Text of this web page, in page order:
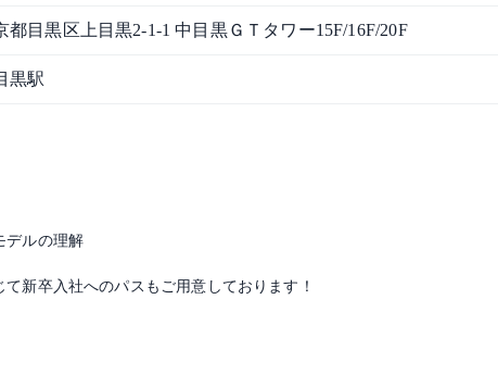
都目黒区上目黒2-1-1 中目黒ＧＴタワー15F/16F/20F
黒駅
デルの理解
新卒入社へのパスもご用意しております！